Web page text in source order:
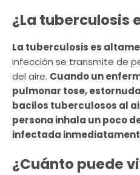
¿La tuberculosis
La tuberculosis es
infección se transmite de
del aire. Cuando un
pulmonar tose,
bacilos tuberculosos al
persona inhala un poco
infectada
¿Cuánto puede